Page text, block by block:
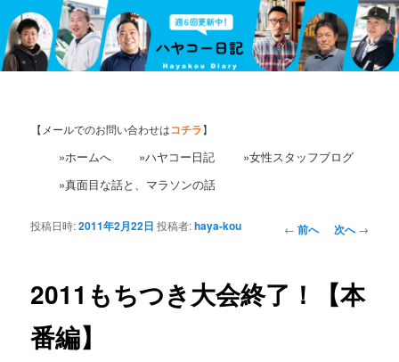
【メールでのお問い合わせはコチラ】
»ホームへ »ハヤコー日記
»女性スタッフブログ
»真面目な話と、マラソンの話
投
ビ
← 前へ 次へ→
2011もちつき大会終了！【本
番編】
投稿日時:2011年2月22日 投稿者:haya-kou